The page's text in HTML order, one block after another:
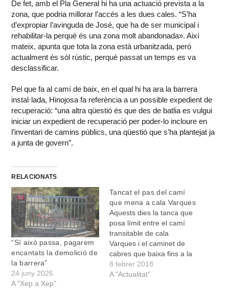
De fet, amb el Pla General hi ha una actuació prevista a la
zona, que podria millorar l’accés a les dues cales. “S’ha
d’expropiar l’avinguda de José, que ha de ser municipal i
rehabilitar-la perquè és una zona molt abandonada». Així
mateix, apunta que tota la zona està urbanitzada, però
actualment és sòl rústic, perquè passat un temps es va
desclassificar.
Pel que fa al camí de baix, en el qual hi ha ara la barrera
instal·lada, Hinojosa fa referència a un possible expedient de
recuperació: “una altra qüestió és que des de batlia es vulgui
iniciar un expedient de recuperació per poder-lo incloure en
l’inventari de camins públics, una qüestió que s’ha plantejat ja
a junta de govern”.
RELACIONATS
“Sí això passa, pagarem
encantats la demolició de
la barrera”
24 juny 2026
A "Xep a Xep"
Tancat el pas del camí
que mena a cala Varques
Aquests dies la tanca que
posa límit entre el camí
transitable de cala
Varques i el caminet de
cabres que baixa fins a la
mar ha aparegut amb una
pintura groga renovada
8 febrer 2018
A "Actualitat"